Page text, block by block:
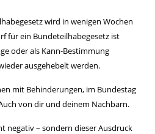
wird in wenigen Wochen
für ein Bundeteilhabegesetz ist
oder als Kann-Bestimmung
ausgehebelt werden.
mit Behinderungen, im Bundestag
von dir und deinem Nachbarn.
negativ – sondern dieser Ausdruck